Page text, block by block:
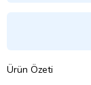
Ürün Özeti